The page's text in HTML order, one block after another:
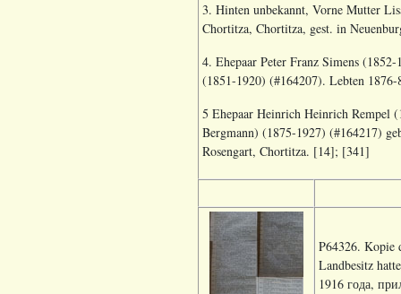
3. Hinten unbekannt, Vorne Mutter
Chortitza, Chortitza, gest. in
4. Ehepaar Peter Franz Simens
(1851-1920) (#164207). Lebten
5 Ehepaar Heinrich Heinrich Rempel
Bergmann) (1875-1927) (#164217)
Rosengart, Chortitza. [14]; [341]
P64326. Kopie
Landbesitz
1916 года,